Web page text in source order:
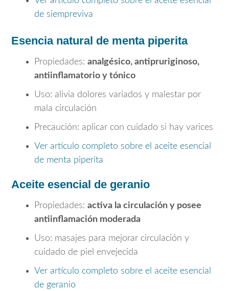
de siempreviva
Esencia natural de menta piperita
Propiedades: analgésico, antipruriginoso,
antiinflamatorio y tónico
Uso: alivia dolores variados y malestar por
mala circulación
Precaución: aplicar con cuidado si hay varices
Ver artículo completo sobre el aceite esencial
de menta piperita
Aceite esencial de geranio
Propiedades: activa la circulación y posee
antiinflamación moderada
Uso: masajes para mejorar circulación y
cuidado de piel envejecida
Ver artículo completo sobre el aceite esencial
de geranio